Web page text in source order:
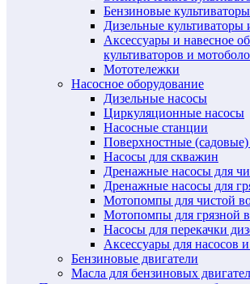
Бензиновые
Дизельные культиваторы
Аксессуары и навесное
культиваторов и
Мототележки
Насосное оборудование
Дизельные насосы
Циркуляционные насосы
Насосные станции
Поверхностные
Насосы для скважин
Дренажные насосы для
Дренажные насосы для
Мотопомпы для чистой
Мотопомпы для грязной
Насосы для перекачки
Аксессуары для насосов
Бензиновые двигатели
Масла для бензиновых